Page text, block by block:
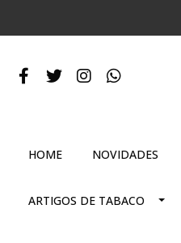
HOME NOVIDADES
ARTIGOS DE TABACO